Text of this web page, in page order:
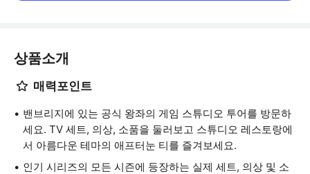
상품소개
매력포인트
밴브리지에 있는 공식 왕좌의 게임 스튜디오 투어를 방문하
세요. TV 세트, 의상, 소품을 둘러보고 스튜디오 레스토랑에
서 아름다운 테마의 애프터눈 티를 즐겨보세요.
인기 시리즈의 모든 시즌에 등장하는 실제 세트, 의상 및 소